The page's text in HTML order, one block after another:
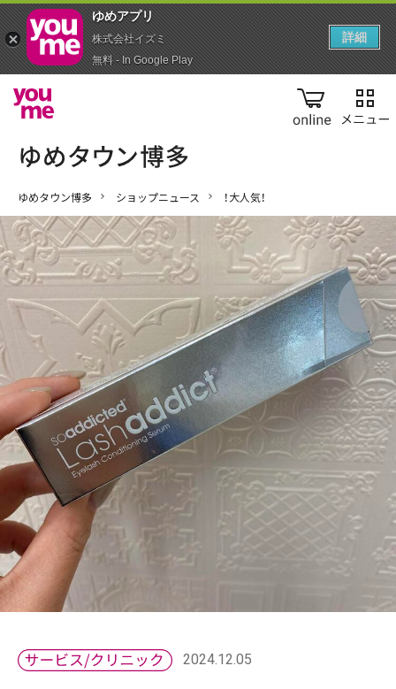
online
ゆめタウン博多 ショップニュース ！大人気！
2024.12.05
ゆめアプ‪リ‬
株式会社イズミ
無料 - In Google Play
詳細